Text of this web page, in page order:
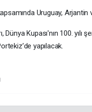
Uruguay,
Dünya Kupası'nın 100.
yapılacak.